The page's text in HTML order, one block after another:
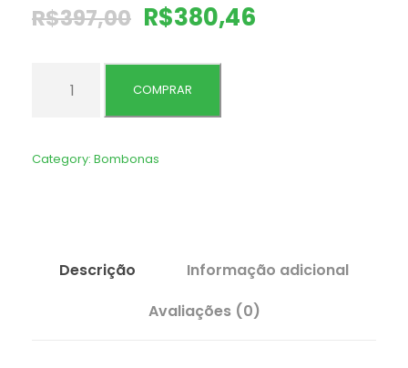
R$397,00 R$380,46
COMPRAR
Category: Bombonas
Descrição
Informação adicional
Avaliações (0)